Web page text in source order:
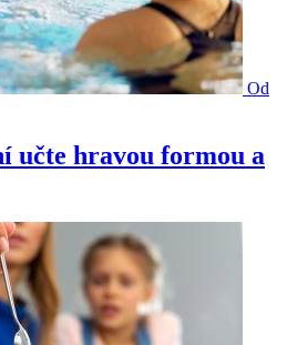
Od
učte hravou formou a